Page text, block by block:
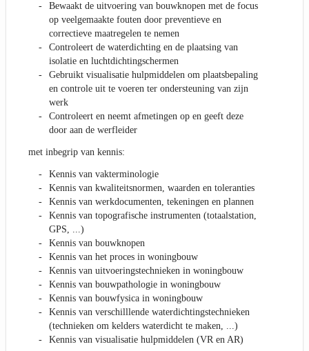
Bewaakt de uitvoering van bouwknopen met de focus
op veelgemaakte fouten door preventieve en
correctieve maatregelen te nemen
Controleert de waterdichting en de plaatsing van
isolatie en luchtdichtingschermen
Gebruikt visualisatie hulpmiddelen om plaatsbepaling
en controle uit te voeren ter ondersteuning van zijn
werk
Controleert en neemt afmetingen op en geeft deze
door aan de werfleider
met inbegrip van kennis:
Kennis van vakterminologie
Kennis van kwaliteitsnormen, waarden en toleranties
Kennis van werkdocumenten, tekeningen en plannen
Kennis van topografische instrumenten (totaalstation,
GPS, ...)
Kennis van bouwknopen
Kennis van het proces in woningbouw
Kennis van uitvoeringstechnieken in woningbouw
Kennis van bouwpathologie in woningbouw
Kennis van bouwfysica in woningbouw
Kennis van verschilllende waterdichtingstechnieken
(technieken om kelders waterdicht te maken, ...)
Kennis van visualisatie hulpmiddelen (VR en AR)